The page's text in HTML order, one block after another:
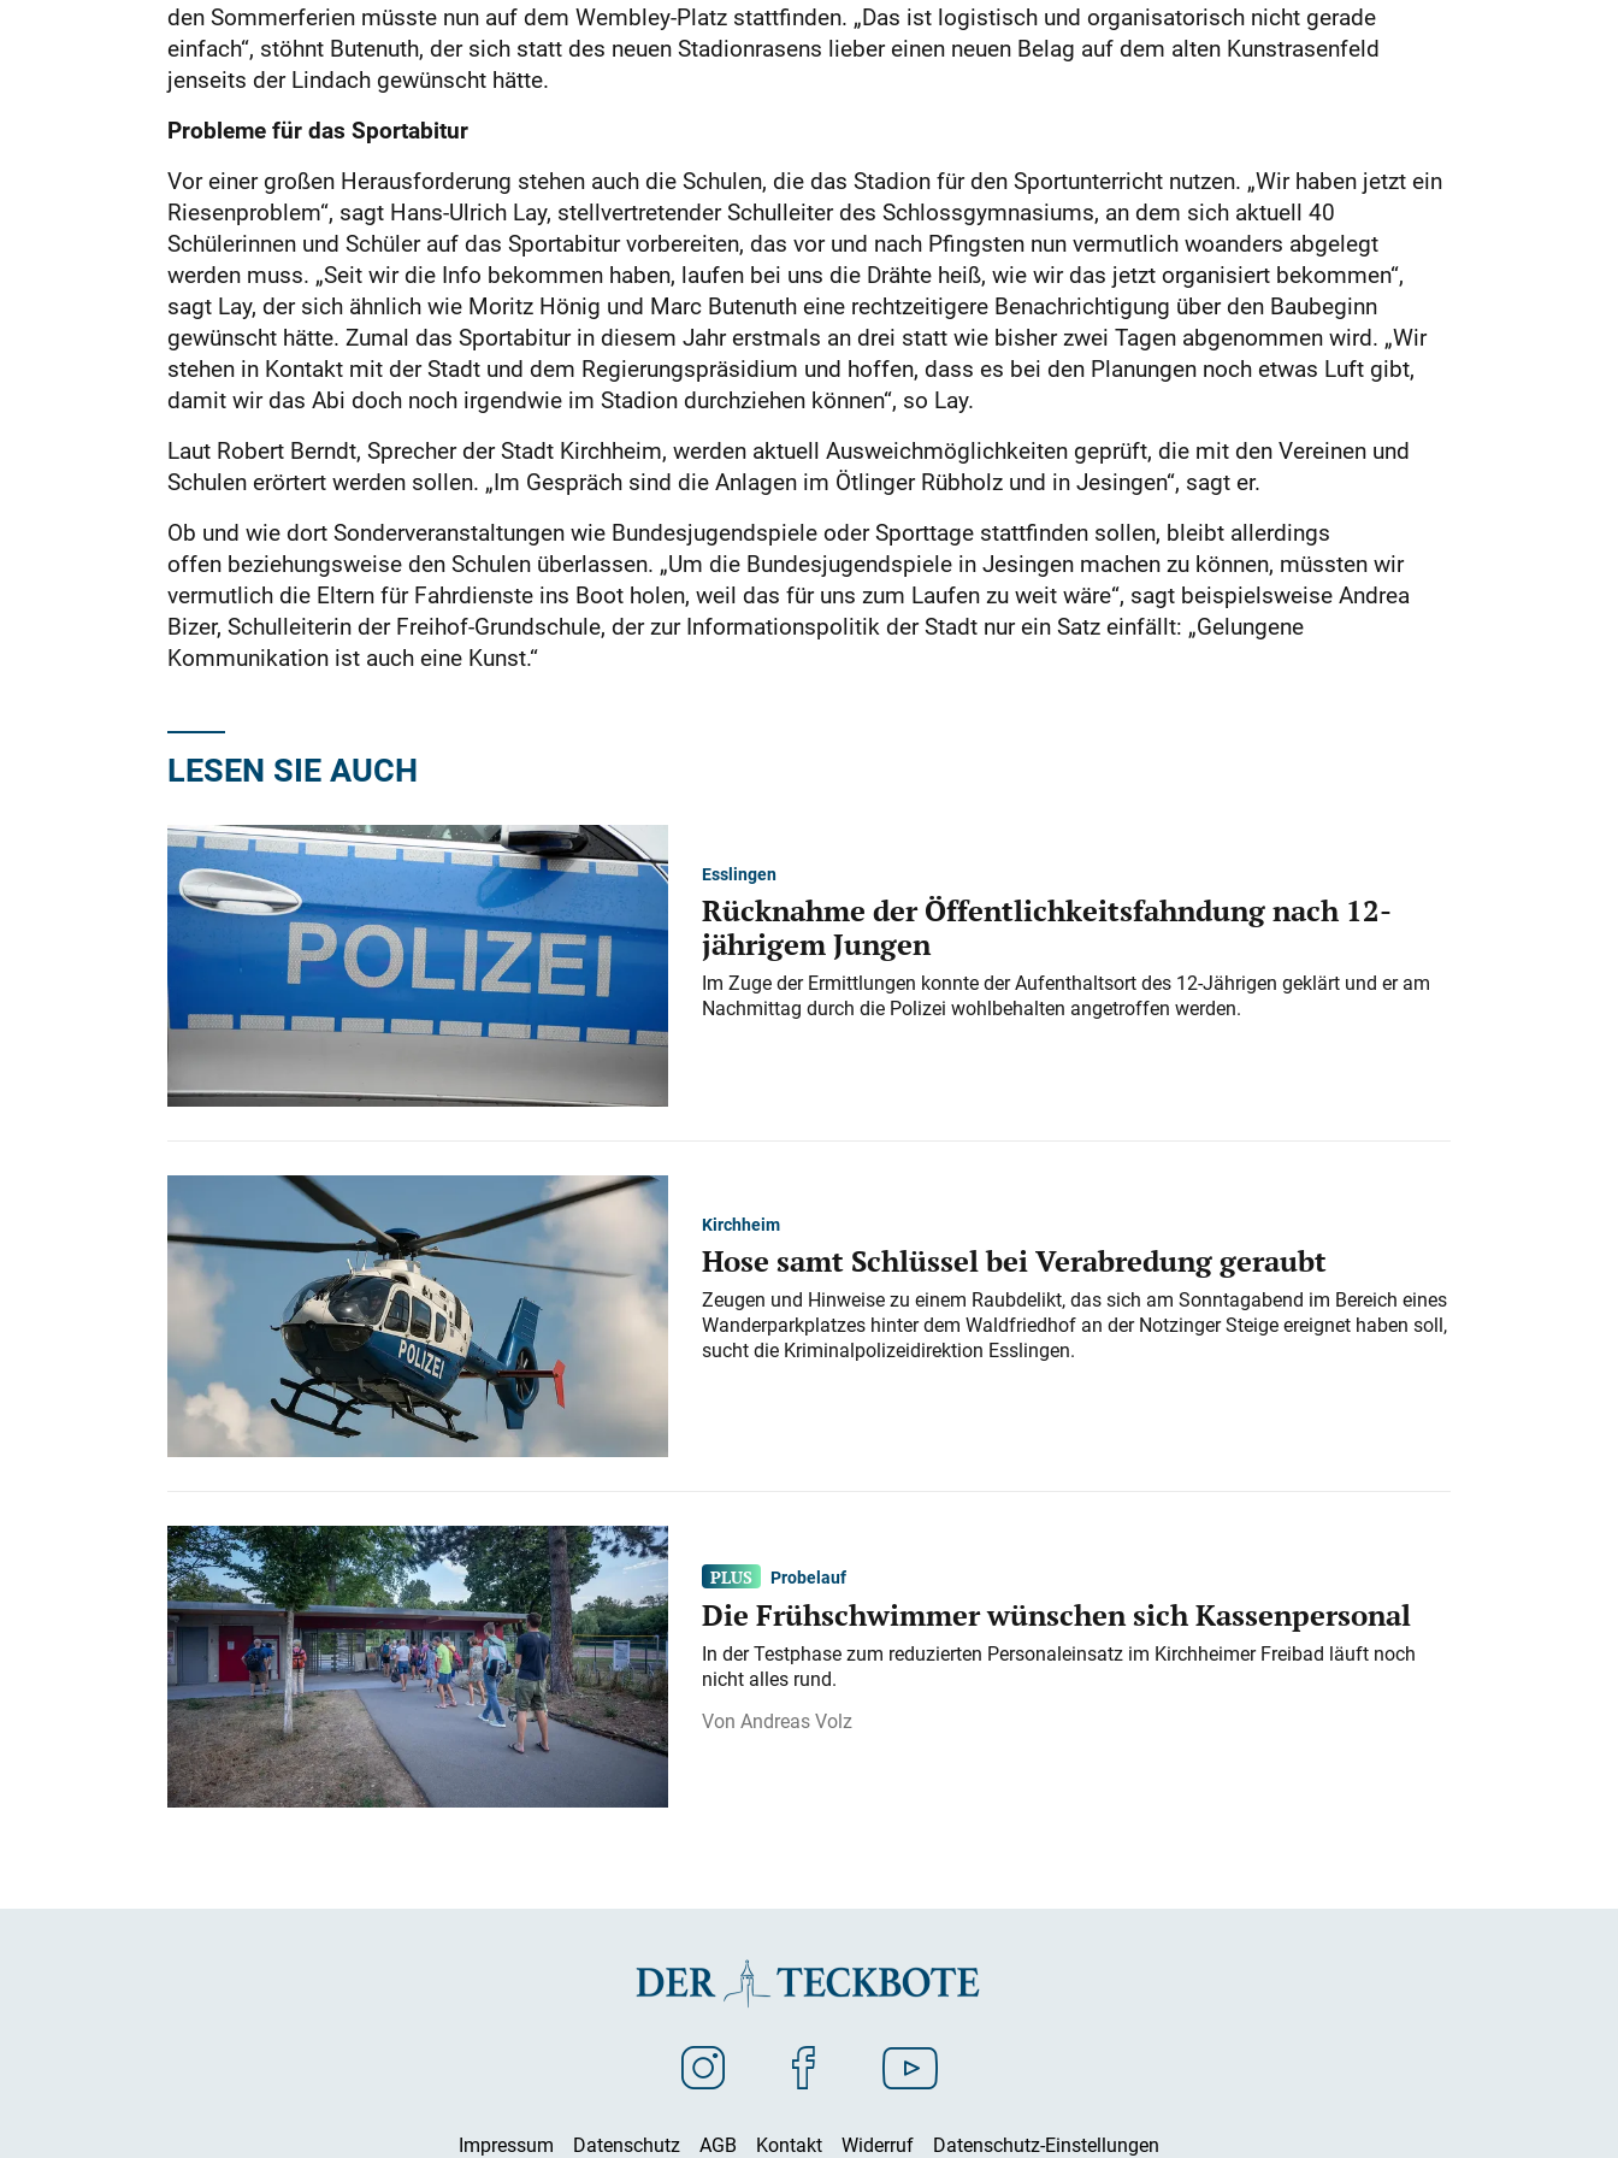
den Sommerferien müsste nun auf dem Wembley-Platz stattfinden. „Das ist logistisch und organisatorisch nicht gerade
einfach“, stöhnt Butenuth, der sich statt des neuen Stadionrasens lieber einen neuen Belag auf dem alten Kunstrasenfeld
jenseits der Lindach gewünscht hätte.
Probleme für das Sportabitur
Vor einer großen Herausforderung stehen auch die Schulen, die das Stadion für den Sportunterricht nutzen. „Wir haben jetzt ein
Riesenproblem“, sagt Hans-Ulrich Lay, stellvertretender Schulleiter des Schlossgymnasiums, an dem sich aktuell 40
Schülerinnen und Schüler auf das Sportabitur vorbereiten, das vor und nach Pfingsten nun vermutlich woanders abgelegt
werden muss. „Seit wir die Info bekommen haben, laufen bei uns die Drähte heiß, wie wir das jetzt organisiert bekommen“,
sagt Lay, der sich ähnlich wie Moritz Hönig und Marc Butenuth eine rechtzeitigere Benachrichtigung über den Baubeginn
gewünscht hätte. Zumal das Sportabitur in diesem Jahr erstmals an drei statt wie bisher zwei Tagen abgenommen wird. „Wir
stehen in Kontakt mit der Stadt und dem Regierungspräsidium und hoffen, dass es bei den Planungen noch etwas Luft gibt,
damit wir das Abi doch noch irgendwie im Stadion durchziehen können“, so Lay.
Laut Robert Berndt, Sprecher der Stadt Kirchheim, werden aktuell Ausweichmöglichkeiten geprüft, die mit den Vereinen und
Schulen erörtert werden sollen. „Im Gespräch sind die Anlagen im Ötlinger Rübholz und in Jesingen“, sagt er.
Ob und wie dort Sonderveranstaltungen wie Bundesjugendspiele oder Sporttage stattfinden sollen, bleibt allerdings
offen beziehungsweise den Schulen überlassen. „Um die Bundesjugendspiele in Jesingen machen zu können, müssten wir
vermutlich die Eltern für Fahrdienste ins Boot holen, weil das für uns zum Laufen zu weit wäre“, sagt beispielsweise Andrea
Bizer, Schulleiterin der Freihof-Grundschule, der zur Informationspolitik der Stadt nur ein Satz einfällt: „Gelungene
Kommunikation ist auch eine Kunst.“
LESEN SIE AUCH
Esslingen
Rücknahme der Öffentlichkeitsfahndung nach 12-
jährigem Jungen
Im Zuge der Ermittlungen konnte der Aufenthaltsort des 12-Jährigen geklärt und er am
Nachmittag durch die Polizei wohlbehalten angetroffen werden.
Kirchheim
Hose samt Schlüssel bei Verabredung geraubt
Zeugen und Hinweise zu einem Raubdelikt, das sich am Sonntagabend im Bereich eines
Wanderparkplatzes hinter dem Waldfriedhof an der Notzinger Steige ereignet haben soll,
sucht die Kriminalpolizeidirektion Esslingen.
Probelauf
Die Frühschwimmer wünschen sich Kassenpersonal
In der Testphase zum reduzierten Personaleinsatz im Kirchheimer Freibad läuft noch
nicht alles rund.
Andreas Volz
Impressum Datenschutz AGB Kontakt Widerruf Datenschutz-Einstellungen